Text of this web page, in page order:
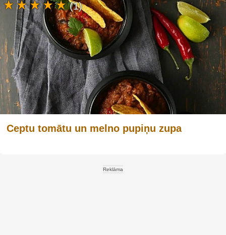
Ceptu tomātu un melno pupiņu zupa
(1)
Reklāma